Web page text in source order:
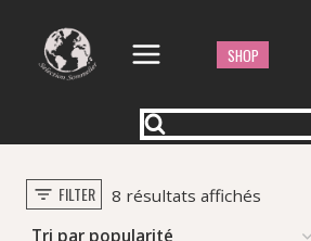
contenu
SHOP
FILTER 8 résultats affichésTrié